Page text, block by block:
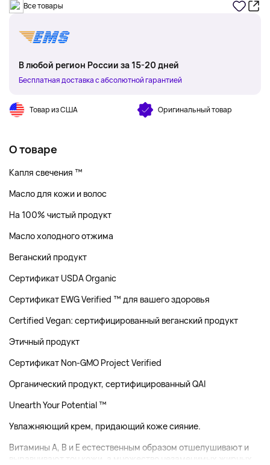
Все товары
В любой регион России за 15-20 дней
Бесплатная доставка с абсолютной гарантией
Товар из США Оригинальный товар
О товаре
Капля свечения ™
Масло для кожи и волос
На 100% чистый продукт
Масло холодного отжима
Веганский продукт
Сертификат USDA Organic
Сертификат EWG Verified ™ для вашего здоровья
Certified Vegan: сертифицированный веганский продукт
Этичный продукт
Сертификат Non-GMO Project Verified
Органический продукт, сертифицированный QAI
Unearth Your Potential ™
Увлажняющий крем, придающий коже сияние.
Витамины A, B и E естественным образом отшелушивают и
выравнивают тон кожи, а множество незаменимых жирных...